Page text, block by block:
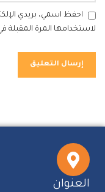
احفظ اسمي، بريدي
لاستخدامها المرة المقبلة
العنوان